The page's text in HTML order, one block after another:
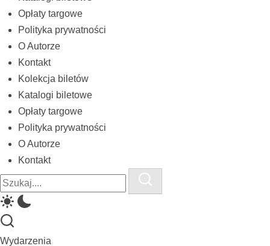
biletów
komunikacji
miejskiej
kolejowych
Opłaty targowe
Polityka prywatności
O Autorze
Kontakt
Kolekcja biletów
Katalogi biletowe
Opłaty targowe
Polityka prywatności
O Autorze
Kontakt
Close
Search
Search
Wydarzenia